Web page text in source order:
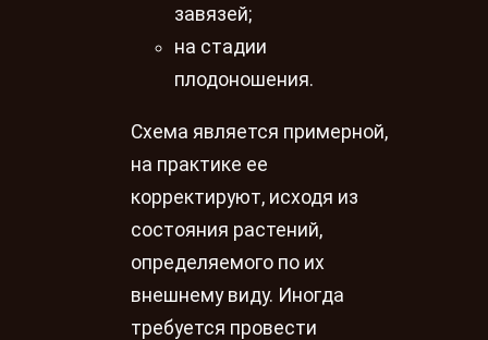
завязей;
на стадии
плодоношения.
Схема является примерной,
на практике ее
корректируют, исходя из
состояния растений,
определяемого по их
внешнему виду. Иногда
требуется провести